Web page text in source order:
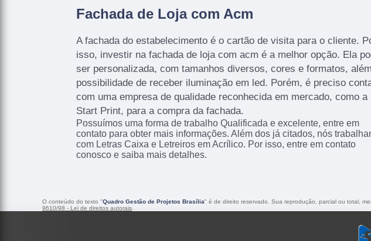
Fachada de Loja com Acm
A fachada do estabelecimento é o cartão de visita para o cliente.
isso, investir na fachada de loja com acm é a melhor opção. Ela
ser personalizada, com tamanhos diversos, cores e formatos,
possibilidade de receber iluminação em led. Porém, é preciso
com uma empresa de qualidade reconhecida em mercado, como a
Start Print, para a compra da fachada.
Possuímos uma forma de trabalho Qualificada e excelente, entre em
contato para obter mais informações. Além dos já citados, nós
com Letras Caixa e Letreiros em Acrílico. Por isso, entre em contato
conosco e saiba mais detalhes.
O conteúdo do texto "Quadro Gestão de Projetos Brasília" é de direito reservado. Sua reprodução, parcial ou total,
9610/98 - Lei de direitos autorais